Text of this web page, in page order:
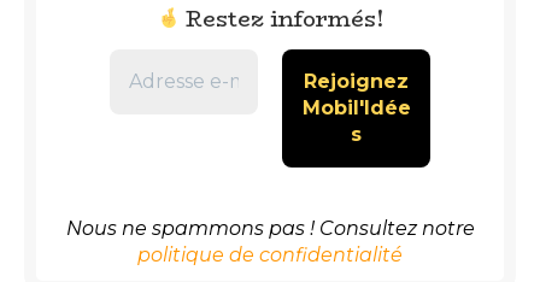
Restez informés!
Nous ne spammons pas ! Consultez notre
politique de confidentialité